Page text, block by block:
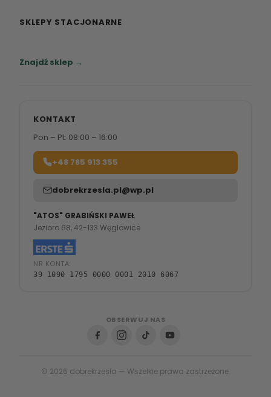
SKLEPY STACJONARNE
Znajdź sklep →
KONTAKT
Pon – Pt: 08:00 – 16:00
+48 785 913 355
dobrekrzesla.pl@wp.pl
"ATOS" GRABIŃSKI PAWEŁ
Jezioro 68, 42-133 Węglowice
NR KONTA:
39 1090 1795 0000 0001 2010 6067
OBSERWUJ NAS
© 2026 dobrekrzesła — Wszelkie prawa zastrzeżone.